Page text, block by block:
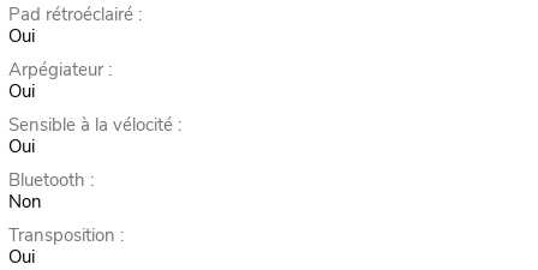
Pad rétroéclairé :
Oui
Arpégiateur :
Oui
Sensible à la vélocité :
Oui
Bluetooth :
Non
Transposition :
Oui